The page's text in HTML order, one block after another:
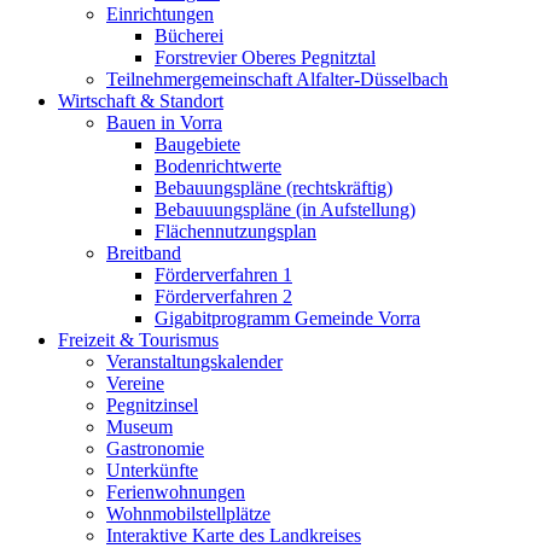
Einrichtungen
Bücherei
Forstrevier Oberes Pegnitztal
Teilnehmergemeinschaft Alfalter-Düsselbach
Wirtschaft & Standort
Bauen in Vorra
Baugebiete
Bodenrichtwerte
Bebauungspläne (rechtskräftig)
Bebauuungspläne (in Aufstellung)
Flächennutzungsplan
Breitband
Förderverfahren 1
Förderverfahren 2
Gigabitprogramm Gemeinde Vorra
Freizeit & Tourismus
Veranstaltungskalender
Vereine
Pegnitzinsel
Museum
Gastronomie
Unterkünfte
Ferienwohnungen
Wohnmobilstellplätze
Interaktive Karte des Landkreises